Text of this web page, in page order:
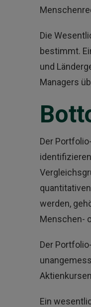
Die
bestimmt.
und
Managers
Der
werden,
Menschen-
Der
Ein